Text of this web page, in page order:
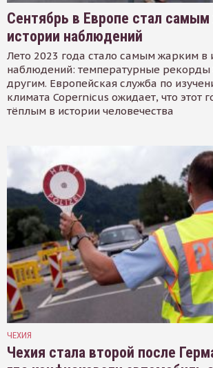
Сентябрь в Европе стал
истории наблюдений
Лето 2023 года стало самым жарким в
наблюдений: температурные рекорды
другим. Европейская служба по
климата Copernicus ожидает, что этот
тёплым в истории человечества
ЧЕХИЯ
Чехия стала второй после